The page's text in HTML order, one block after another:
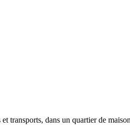
transports, dans un quartier de